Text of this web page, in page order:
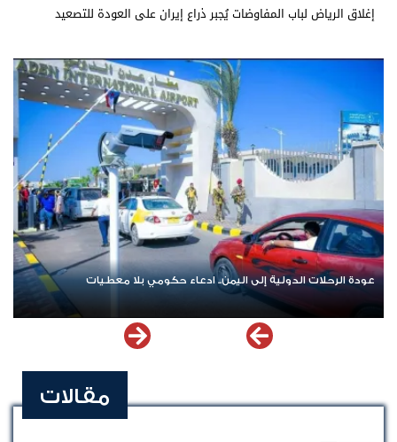
إغلاق الرياض لباب المفاوضات يُجبر ذراع إيران على العودة للتصعيد
اشترك الآن في قناة الواتساب لـ نيوزيمن
مقالات